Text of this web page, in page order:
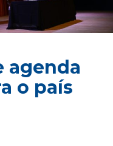
agenda
o país